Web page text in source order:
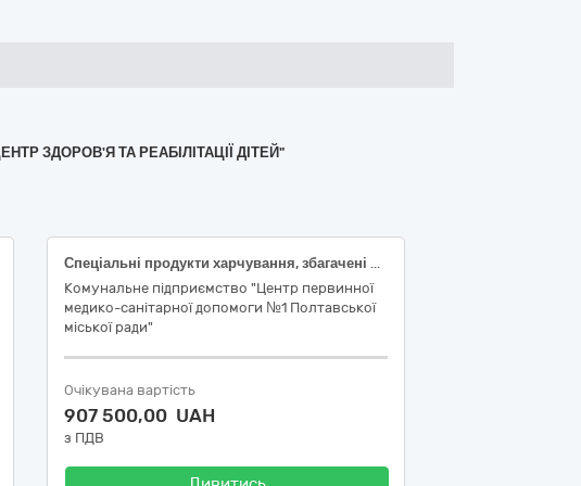
ЗДОРОВ'Я ТА РЕАБІЛІТАЦІЇ ДІТЕЙ"
Спеціальні продукти харчування, збагачені поживними речовинами (Comida PKU С або еквівалент)
Комунальне підприємство "Центр первинної
медико-санітарної допомоги №1 Полтавської
міської ради"
Очікувана вартість
907 500,00 UAH
з ПДВ